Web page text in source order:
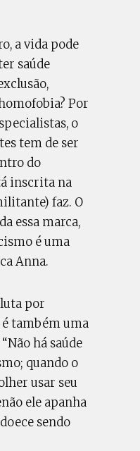
a vida pode
saúde
Por
o
tem de ser
do
inscrita na
faz. O
essa marca,
é uma
Anna.
por
também uma
há saúde
quando o
usar seu
ele apanha
sendo